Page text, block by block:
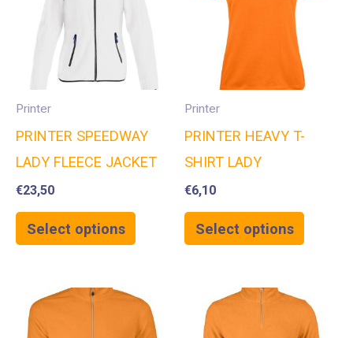
Printer
PRINTER SPEEDWAY
LADY FLEECE JACKET
€23,50
Select options
Printer
PRINTER HEAVY T-
SHIRT LADY
€6,10
Select options